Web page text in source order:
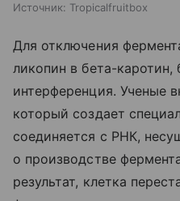
Источник: Tropicalfruitbox
Для отключения
ликопин в бета-
интерференция. Ученые
который создает
соединяется с РНК,
о производстве
результат, клетка